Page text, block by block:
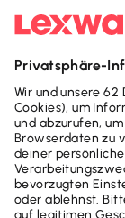
Patient sich
eingeholt,
Kategorie
Arbeitnehmer &